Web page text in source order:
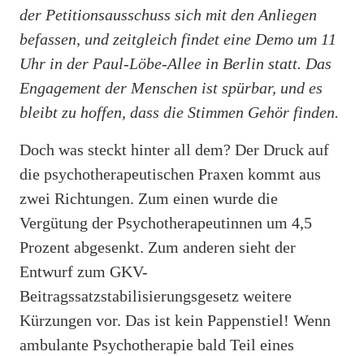
der Petitionsausschuss sich mit den Anliegen
befassen, und zeitgleich findet eine Demo um 11
Uhr in der Paul-Löbe-Allee in Berlin statt. Das
Engagement der Menschen ist spürbar, und es
bleibt zu hoffen, dass die Stimmen Gehör finden.
Doch was steckt hinter all dem? Der Druck auf
die psychotherapeutischen Praxen kommt aus
zwei Richtungen. Zum einen wurde die
Vergütung der Psychotherapeutinnen um 4,5
Prozent abgesenkt. Zum anderen sieht der
Entwurf zum GKV-
Beitragssatzstabilisierungsgesetz weitere
Kürzungen vor. Das ist kein Pappenstiel! Wenn
ambulante Psychotherapie bald Teil eines